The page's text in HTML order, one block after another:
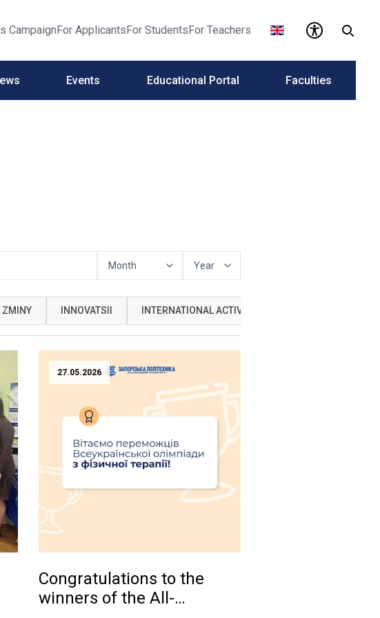
CampaignFor ApplicantsFor StudentsFor Teachers
Events Educational Portal Faculties
ZMINY INNOVATSII INTERNATIONAL ACTIVITIES
27.05.2026
Congratulations to the
winners of the All-